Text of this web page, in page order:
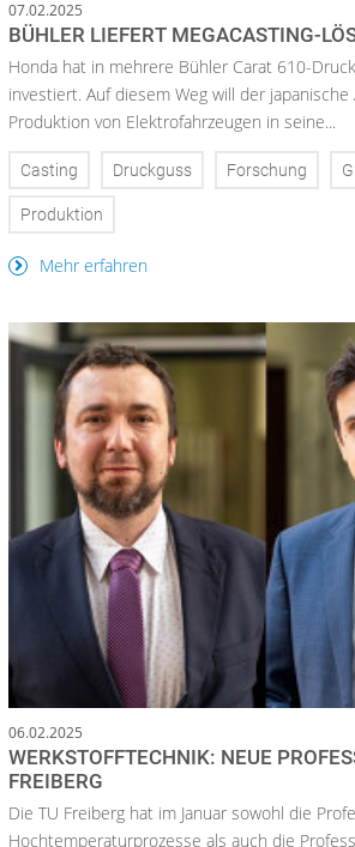
07.02.2025
BÜHLER LIEFERT MEGACASTING-
Honda hat in mehrere Bühler Carat 610-
investiert. Auf diesem Weg will der
Produktion von Elektrofahrzeugen in seine...
Casting Druckguss Forschung
Produktion
Mehr erfahren
06.02.2025
WERKSTOFFTECHNIK: NEUE
FREIBERG
Die TU Freiberg hat im Januar sowohl die
Hochtemperaturprozesse als auch die